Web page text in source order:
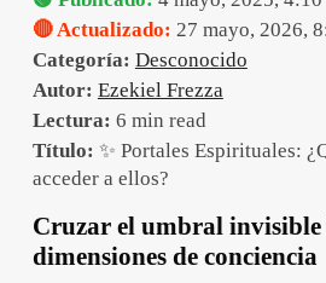
🔴 Actualizado: 27 mayo, 2026,
Categoría: Desconocido
Autor: Ezekiel Frezza
Lectura: 6 min read
Título: ✨ Portales Espirituales:
acceder a ellos?
Cruzar el umbral invisible
dimensiones de conciencia